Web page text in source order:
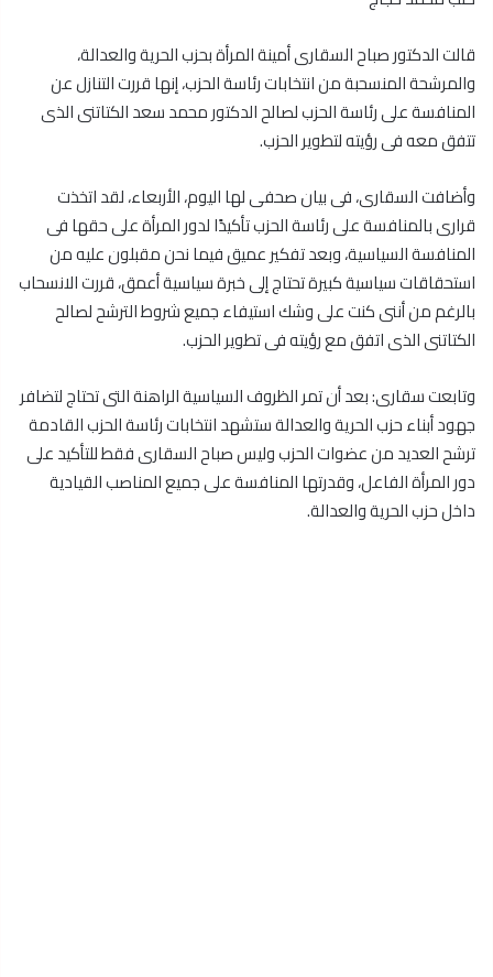
قالت الدكتور صباح السقارى أمينة المرأة بحزب الحرية والعدالة،
والمرشحة المنسحبة من انتخابات رئاسة الحزب، إنها قررت التنازل عن
المنافسة على رئاسة الحزب لصالح الدكتور محمد سعد الكتاتنى الذى
تتفق معه فى رؤيته لتطوير الحزب.
وأضافت السقارى، فى بيان صحفى لها اليوم، الأربعاء، لقد اتخذت
قرارى بالمنافسة على رئاسة الحزب تأكيدًا لدور المرأة على حقها فى
المنافسة السياسية، وبعد تفكير عميق فيما نحن مقبلون عليه من
استحقاقات سياسية كبيرة تحتاج إلى خبرة سياسية أعمق، قررت الانسحاب
بالرغم من أننى كنت على وشك استيفاء جميع شروط الترشح لصالح
الكتاتنى الذى اتفق مع رؤيته فى تطوير الحزب.
وتابعت سقارى: بعد أن تمر الظروف السياسية الراهنة التى تحتاج لتضافر
جهود أبناء حزب الحرية والعدالة ستشهد انتخابات رئاسة الحزب القادمة
ترشح العديد من عضوات الحزب وليس صباح السقارى فقط للتأكيد على
دور المرأة الفاعل، وقدرتها المنافسة على جميع المناصب القيادية
داخل حزب الحرية والعدالة.